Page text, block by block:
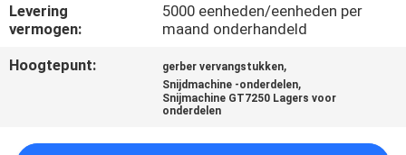
VERZOEK
OM EEN
CITAAT
SITEMAP
Levering
vermogen:
5000 eenheden/eenheden per
maand onderhandeld
Hoogtepunt:
gerber vervangstukken,
Snijdmachine -onderdelen,
Snijmachine GT7250 Lagers voor
onderdelen